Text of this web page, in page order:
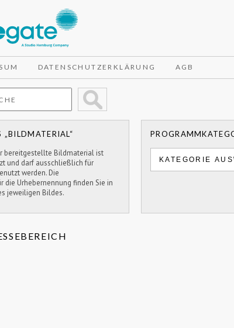
DATENSCHUTZERKLÄRUNG AGB
bereitgestellte Bildmaterial ist
und darf ausschließlich für
werden. Die
die Urhebernennung finden Sie in
jeweiligen Bildes.